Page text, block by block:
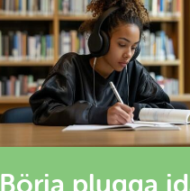
Börja plugga